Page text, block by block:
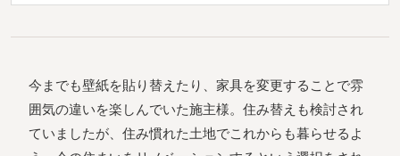
今までも壁紙を貼り替えたり、家具を変更することで雰
囲気の違いを楽しんでいた施主様。住み替えも検討され
ていましたが、住み慣れた土地でこれからも暮らせるよ